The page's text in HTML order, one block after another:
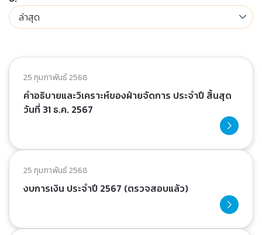
ล่าสุด
25 กุมภาพันธ์ 2568
คำอธิบายและวิเคราะห์ของฝ่ายจัดการ ประจำปี สิ้นสุด
วันที่ 31 ธ.ค. 2567
25 กุมภาพันธ์ 2568
งบการเงิน ประจำปี 2567 (ตรวจสอบแล้ว)